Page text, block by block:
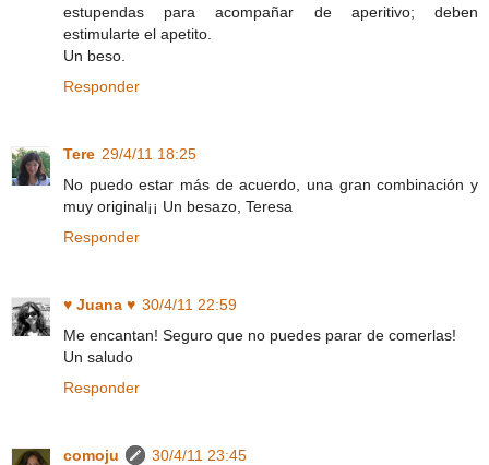
estupendas para acompañar de aperitivo; deben
estimularte el apetito.
Un beso.
Responder
Tere 29/4/11 18:25
No puedo estar más de acuerdo, una gran combinación y
muy original¡¡ Un besazo, Teresa
Responder
♥ Juana ♥ 30/4/11 22:59
Me encantan! Seguro que no puedes parar de comerlas!
Un saludo
Responder
comoju
30/4/11 23:45